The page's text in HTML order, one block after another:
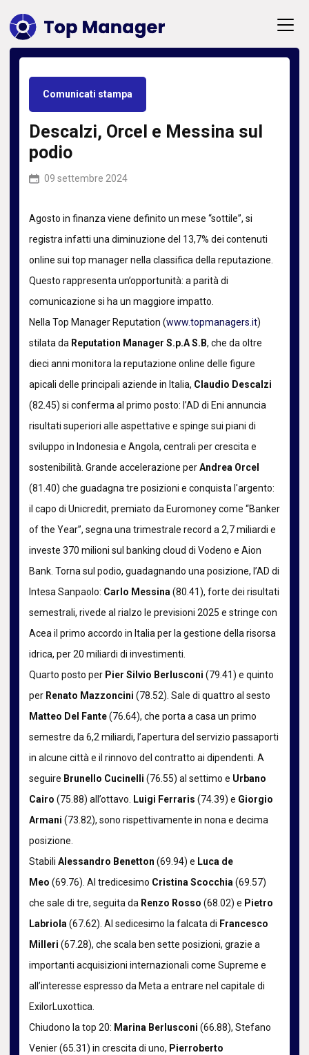
Comunicati stampa
Descalzi, Orcel e Messina sul
podio
09 settembre 2024
Agosto in finanza viene definito un mese “sottile”, si
registra infatti una diminuzione del 13,7% dei contenuti
online sui top manager nella classifica della reputazione.
Questo rappresenta un’opportunità: a parità di
comunicazione si ha un maggiore impatto.
Nella Top Manager Reputation (www.topmanagers.it)
stilata da Reputation Manager S.p.A S.B, che da oltre
dieci anni monitora la reputazione online delle figure
apicali delle principali aziende in Italia, Claudio Descalzi
(82.45) si conferma al primo posto: l’AD di Eni annuncia
risultati superiori alle aspettative e spinge sui piani di
sviluppo in Indonesia e Angola, centrali per crescita e
sostenibilità. Grande accelerazione perAndrea Orcel
(81.40) che guadagna tre posizioni e conquista l'argento:
il capo di Unicredit, premiato da Euromoney come “Banker
of the Year”, segna una trimestrale record a 2,7 miliardi e
investe 370 milioni sul banking cloud di Vodeno e Aion
Bank. Torna sul podio, guadagnando una posizione, l’AD di
Intesa Sanpaolo: Carlo Messina(80.41), forte dei risultati
semestrali, rivede al rialzo le previsioni 2025 e stringe con
Acea il primo accordo in Italia per la gestione della risorsa
idrica, per 20 miliardi di investimenti.
Quarto posto per Pier Silvio Berlusconi (79.41) e quinto
per Renato Mazzoncini (78.52). Sale di quattro al sesto
Matteo Del Fante(76.64), che porta a casa un primo
semestre da 6,2 miliardi, l’apertura del servizio passaporti
in alcune città e il rinnovo del contratto ai dipendenti. A
seguire Brunello Cucinelli (76.55) al settimo e Urbano
Cairo (75.88) all’ottavo. Luigi Ferraris (74.39) e Giorgio
Armani (73.82), sono rispettivamente in nona e decima
posizione.
Stabili Alessandro Benetton (69.94) e Luca de
Meo (69.76). Al tredicesimo Cristina Scocchia(69.57)
che sale di tre, seguita da Renzo Rosso (68.02) e Pietro
Labriola(67.62). Al sedicesimo la falcata di Francesco
Milleri (67.28), che scala ben sette posizioni, grazie a
importanti acquisizioni internazionali come Supreme e
all’interesse espresso da Meta a entrare nel capitale di
ExilorLuxottica.
Chiudono la top 20: Marina Berlusconi (66.88), Stefano
Venier (65.31) in crescita di uno, Pierroberto